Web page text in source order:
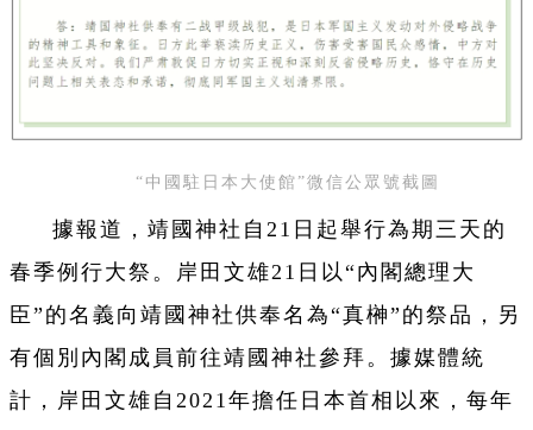
“中國駐日本大使館”微信公眾號截圖
據報道，靖國神社自21日起舉行為期三天的
春季例行大祭。岸田文雄21日以“內閣總理大
臣”的名義向靖國神社供奉名為“真榊”的祭品，另
有個別內閣成員前往靖國神社參拜。據媒體統
計，岸田文雄自2021年擔任日本首相以來，每年